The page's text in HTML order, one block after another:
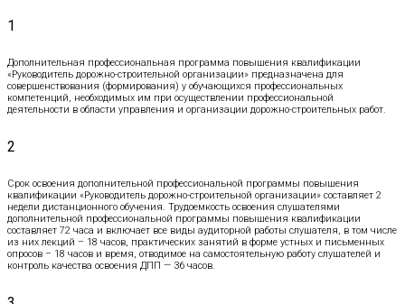
1
Дополнительная профессиональная программа повышения квалификации
«Руководитель дорожно-строительной организации» предназначена для
совершенствования (формирования) у обучающихся профессиональных
компетенций, необходимых им при осуществлении профессиональной
деятельности в области управления и организации дорожно-строительных работ.
2
Срок освоения дополнительной профессиональной программы повышения
квалификации «Руководитель дорожно-строительной организации» составляет 2
недели дистанционного обучения. Трудоемкость освоения слушателями
дополнительной профессиональной программы повышения квалификации
составляет 72 часа и включает все виды аудиторной работы слушателя, в том числе
из них лекций – 18 часов, практических занятий в форме устных и письменных
опросов – 18 часов и время, отводимое на самостоятельную работу слушателей и
контроль качества освоения ДПП — 36 часов.